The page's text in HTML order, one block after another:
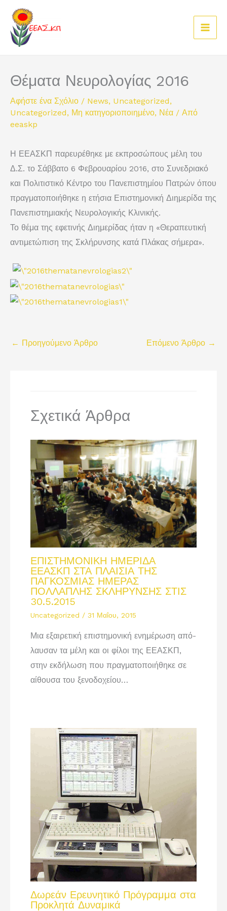
Μετάβαση
περιεχόμενο
Θέματα Νευρολογίας 2016
Αφήστε ένα Σχόλιο / News, Uncategorized,
Uncategorized, Μη κατηγοριοποιημένο, Νέα / Από
eeaskp
Η ΕΕΑΣΚΠ παρευρέθηκε με εκπροσώπους μέλη του
Δ.Σ. το Σάββατο 6 Φεβρουαρίου 2016, στο Συνεδριακό
και Πολιτιστικό Κέντρο του Πανεπιστημίου Πατρών όπου
πραγματοποιήθηκε η ετήσια Επιστημονική Διημερίδα της
Πανεπιστημιακής Νευρολογικής Κλινικής.
Το θέμα της εφετινής Διημερίδας ήταν η «Θεραπευτική
αντιμετώπιση της Σκλήρυνσης κατά Πλάκας σήμερα».
← Προηγούμενο Άρθρο Επόμενο Άρθρο →
Σχετικά Άρθρα
ΕΠΙΣΤΗΜΟΝΙΚΗ ΗΜΕΡΙΔΑ
ΕΕΑΣΚΠ ΣΤΑ ΠΛΑΙΣΙΑ ΤΗΣ
ΠΑΓΚΟΣΜΙΑΣ ΗΜΕΡΑΣ
ΠΟΛΛΑΠΛΗΣ ΣΚΛΗΡΥΝΣΗΣ ΣΤΙΣ
30.5.2015
Uncategorized / 31 Μαΐου, 2015
Μια εξαιρετική επι­στη­μο­νική ενημέρωση από­
λαυσαν τα μέλη και οι φίλοι της ΕΕΑΣΚΠ,
στην εκδήλωση που πραγ­μα­τοποιήθηκε σε
αίθουσα του ξενοδοχείου…
Δωρεάν Ερευνητικό Πρόγραμμα στα
Προκλητά Δυναμικά